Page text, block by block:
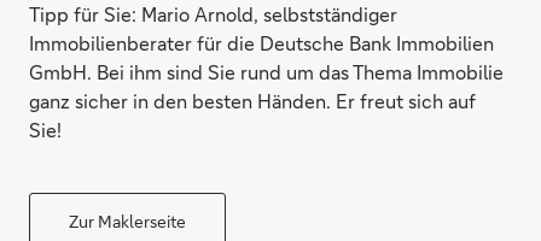
Geld anlegen
Tipp für Sie: Mario Arnold, selbstständiger
Immobilienberater für die Deutsche Bank Immobilien
GmbH. Bei ihm sind Sie rund um das Thema Immobilie
ganz sicher in den besten Händen. Er freut sich auf
Sie!
Zur Maklerseite